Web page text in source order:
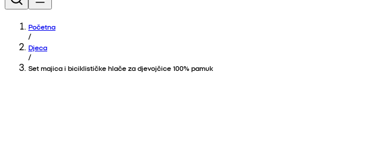
Početna
/
Djeca
/
Set majica i biciklističke hlače za djevojčice 100% pamuk